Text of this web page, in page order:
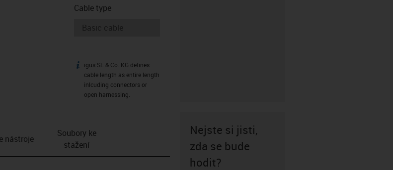
Cable type
igus-icon-info
igus SE & Co. KG defines
cable length as entire length
inlcuding connectors or
open harnessing.
nástroje
Soubory ke
stažení
Nejste si jisti,
zda se bude
hodit?